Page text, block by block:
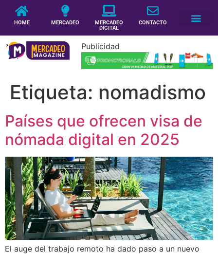
HOME MERCADEO
MERCADEO
DIGITAL
CONTACTO
Publicidad
Etiqueta: nomadismo
Países que ofrecen visa de
nómada digital en 2025
El auge del trabajo remoto ha dado paso a un nuevo